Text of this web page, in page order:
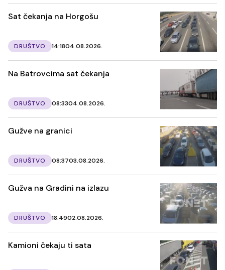
Sat čekanja na Horgošu
DRUŠTVO 14:1804.08.2026.
Na Batrovcima sat čekanja
DRUŠTVO 08:3304.08.2026.
Gužve na granici
DRUŠTVO 08:3703.08.2026.
Gužva na Gradini na izlazu
DRUŠTVO 18:4902.08.2026.
Kamioni čekaju ti sata